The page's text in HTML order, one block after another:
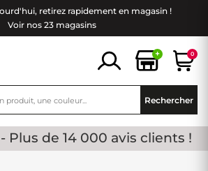
retirez rapidement en magasin !
Voir nos 23 magasins
+ 0
Rechercher
5 - Plus de 14 000 avis clients !